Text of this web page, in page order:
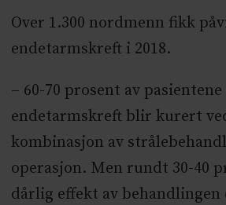
Over 1.300 nordmenn fikk
endetarmskreft i 2018.
– 60-70 prosent av
endetarmskreft blir kurert
kombinasjon av
operasjon. Men rundt 30-40
dårlig effekt av behandlingen